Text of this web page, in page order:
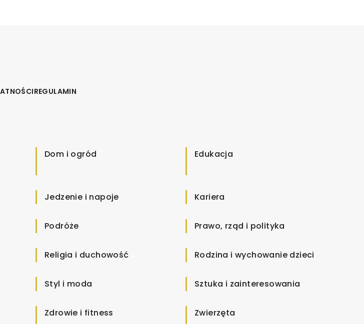
REGULAMIN
Dom i ogród Edukacja
Jedzenie i napoje Kariera
Podróże Prawo, rząd i polityka
Religia i duchowość Rodzina i wychowanie dzieci
Styl i moda Sztuka i zainteresowania
Zdrowie i fitness Zwierzęta